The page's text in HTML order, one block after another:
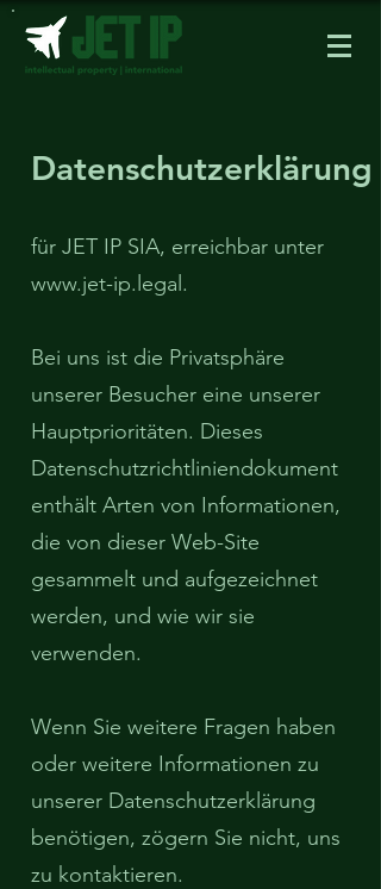
Datenschutzerklärung
für JET IP SIA, erreichbar unter
www.jet-ip.legal .
Bei uns ist die Privatsphäre
unserer Besucher eine unserer
Hauptprioritäten. Dieses
Datenschutzrichtliniendokument
enthält Arten von Informationen,
die von dieser Web-Site
gesammelt und aufgezeichnet
werden, und wie wir sie
verwenden.
Wenn Sie weitere Fragen haben
oder weitere Informationen zu
unserer Datenschutzerklärung
benötigen, zögern Sie nicht, uns
zu kontaktieren.